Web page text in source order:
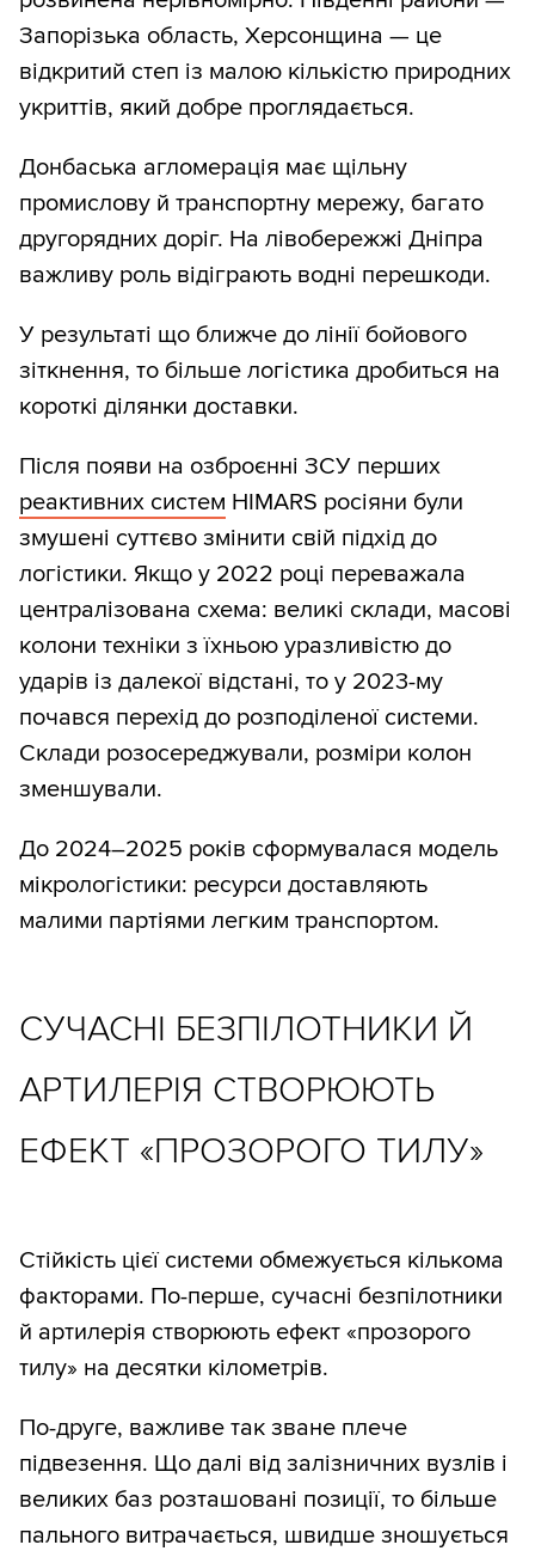
Запорізька область, Херсонщина — це
відкритий степ із малою кількістю природних
укриттів, який добре проглядається.
Донбаська агломерація має щільну
промислову й транспортну мережу, багато
другорядних доріг. На лівобережжі Дніпра
важливу роль відіграють водні перешкоди.
У результаті що ближче до лінії бойового
зіткнення, то більше логістика дробиться на
короткі ділянки доставки.
Після появи на озброєнні ЗСУ перших
реактивних систем HIMARS росіяни були
змушені суттєво змінити свій підхід до
логістики. Якщо у 2022 році переважала
централізована схема: великі склади, масові
колони техніки з їхньою уразливістю до
ударів із далекої відстані, то у 2023-му
почався перехід до розподіленої системи.
Склади розосереджували, розміри колон
зменшували.
До 2024–2025 років сформувалася модель
мікрологістики: ресурси доставляють
малими партіями легким транспортом.
СУЧАСНІ БЕЗПІЛОТНИКИ Й
АРТИЛЕРІЯ СТВОРЮЮТЬ
ЕФЕКТ «ПРОЗОРОГО ТИЛУ»
Стійкість цієї системи обмежується кількома
факторами. По-перше, сучасні безпілотники
й артилерія створюють ефект «прозорого
тилу» на десятки кілометрів.
По-друге, важливе так зване плече
підвезення. Що далі від залізничних вузлів і
великих баз розташовані позиції, то більше
пального витрачається, швидше зношується